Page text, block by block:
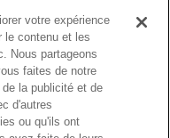
Haut de page
votre expérience
le contenu et les
Nous partageons
faites de notre
la publicité et de
d'autres
ou qu'ils ont